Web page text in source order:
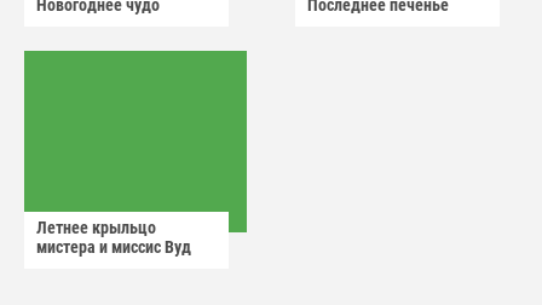
Новогоднее чудо Последнее печенье
Летнее крыльцо
мистера и миссис Вуд